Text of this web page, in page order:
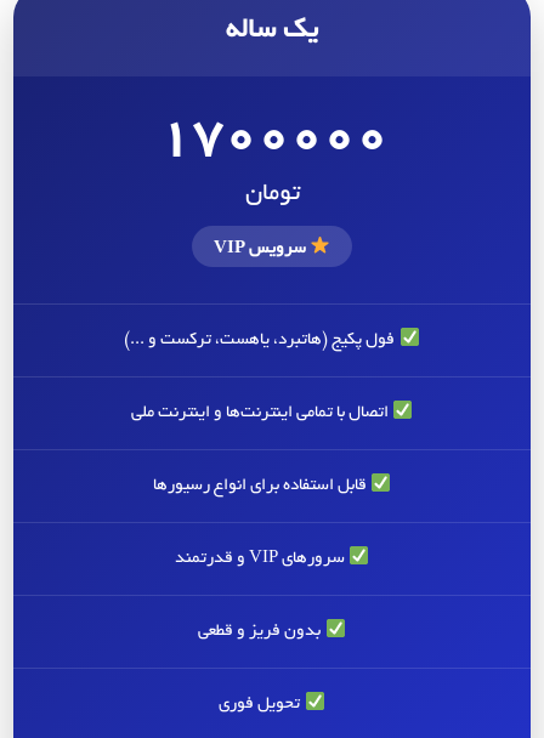
یک ساله
1700000
تومان
سرویس VIP
فول پکیج (هاتبرد، یاهست، ترکست و ...)
اتصال با تمامی اینترنت‌ها و اینترنت ملی
قابل استفاده برای انواع رسیورها
سرورهای VIP و قدرتمند
بدون فریز و قطعی
تحویل فوری